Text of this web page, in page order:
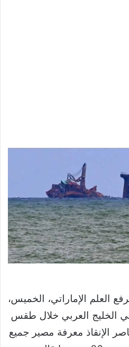
العلم الإماراتي، الخميس،
الخليج العربي خلال طقس
الإنقاذ معرفة مصير جميع